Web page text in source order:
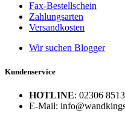
Fax-Bestellschein
Zahlungsarten
Versandkosten
Wir suchen Blogger
Kundenservice
HOTLINE: 02306
E-Mail: